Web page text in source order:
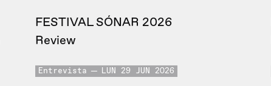
FESTIVAL SÓNAR 2026
Review
Entrevista LUN 29 JUN 2026